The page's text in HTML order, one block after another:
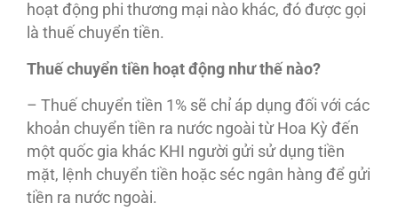
hoạt động phi thương mại nào khác, đó được gọi
là thuế chuyển tiền.
Thuế chuyển tiền hoạt động như thế nào?
– Thuế chuyển tiền 1% sẽ chỉ áp dụng đối với các
khoản chuyển tiền ra nước ngoài từ Hoa Kỳ đến
một quốc gia khác KHI người gửi sử dụng tiền
mặt, lệnh chuyển tiền hoặc séc ngân hàng để gửi
tiền ra nước ngoài.